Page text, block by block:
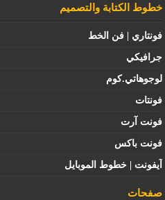
خطوط الكتابة والتصميم
فونتاري | فن الخط
جرافيكي
لوجوهاتي.كوم
فونتات
فونت آرت
فونت باكس
آيفونت | خطوط الموبايل
صفحات